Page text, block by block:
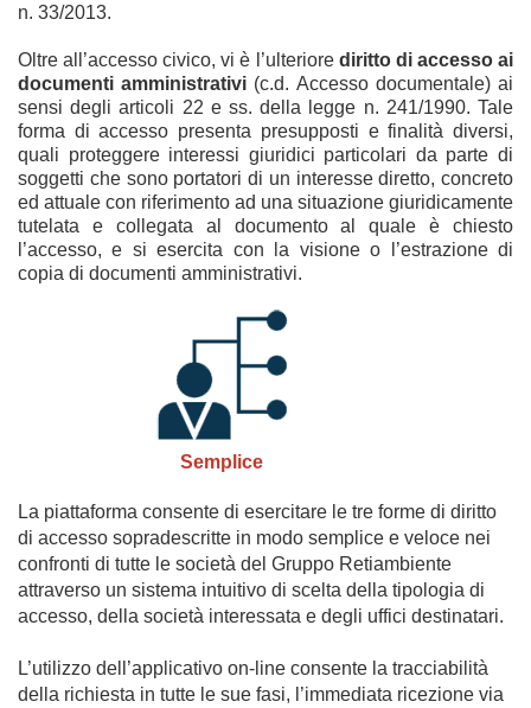
n. 33/2013.
Oltre all’accesso civico, vi è l’ulteriore diritto di accesso ai
documenti amministrativi (c.d. Accesso documentale) ai
sensi degli articoli 22 e ss. della legge n. 241/1990. Tale
forma di accesso presenta presupposti e finalità diversi,
quali proteggere interessi giuridici particolari da parte di
soggetti che sono portatori di un interesse diretto, concreto
ed attuale con riferimento ad una situazione giuridicamente
tutelata e collegata al documento al quale è chiesto
l’accesso, e si esercita con la visione o l’estrazione di
copia di documenti amministrativi.
Semplice
La piattaforma consente di esercitare le tre forme di diritto
di accesso sopradescritte in modo semplice e veloce nei
confronti di tutte le società del Gruppo Retiambiente
attraverso un sistema intuitivo di scelta della tipologia di
accesso, della società interessata e degli uffici destinatari.
L’utilizzo dell’applicativo on-line consente la tracciabilità
della richiesta in tutte le sue fasi, l’immediata ricezione via